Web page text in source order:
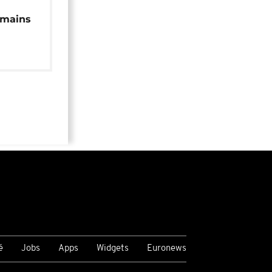
Jobs Apps Widgets Euronews